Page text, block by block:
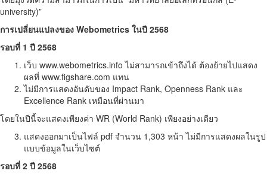
university)”
การเปลี่ยนแปลงของ Webometrics ในปี 2568
รอบที่ 1 ปี 2568
เว็บ www.webometrics.info ไม่สามารถเข้าถึงได้ ต้องย้ายไปแสดง
ผลที่ www.figshare.com แทน
ไม่มีการแสดงอันดับของ Impact Rank, Openness Rank และ
Excellence Rank เหมือนที่ผ่านมา
โดยในปีนี้จะแสดงเพียงค่า WR (World Rank) เพียงอย่างเดียว
แสดงออกมาเป็นไฟล์ pdf จำนวน 1,303 หน้า ไม่มีการแสดงผลในรูป
แบบข้อมูลในเว็บไซต์
รอบที่ 2 ปี 2568